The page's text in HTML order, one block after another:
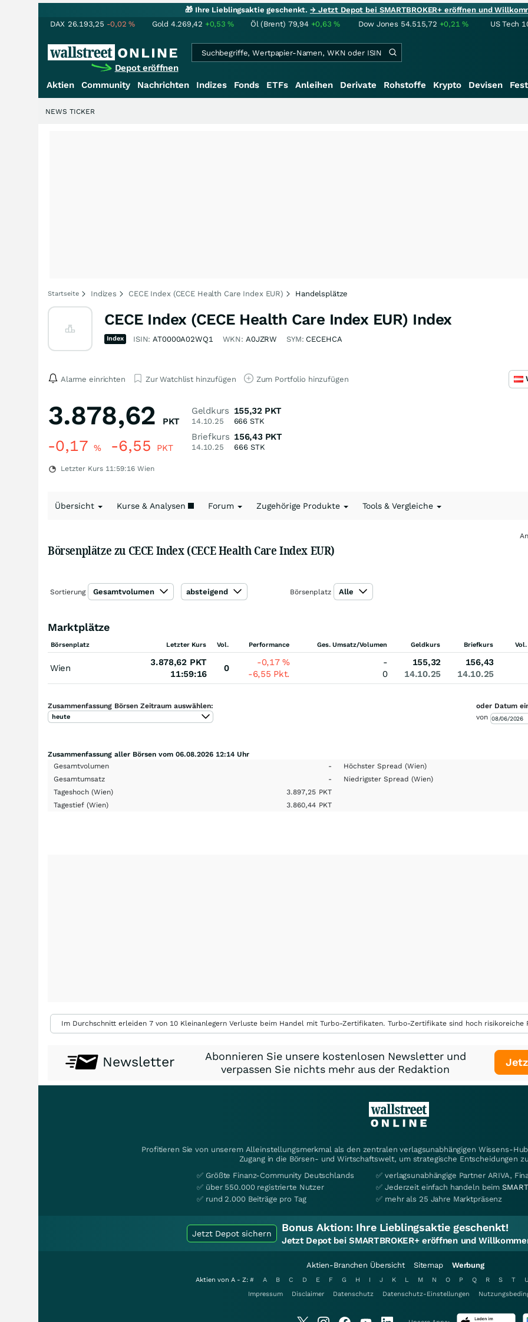
🎁 Ihre Lieblingsaktie geschenkt.→ Jetzt Depot bei SMARTBROKER+ eröffnen und
DAX 26.193,25 -0,02% Gold 4.269,42 +0,53% Öl (Brent) 79,94 +0,63% Dow Jones 54.515,72 +0,21% US Tech
Depot eröffnen
Aktien
Community Nachrichten Indizes Fonds ETFs Anleihen Derivate Rohstoffe Krypto Devisen
NEWS TICKER
Startseite Indizes CECE Index (CECE Health Care Index EUR) Handelsplätze
CECE Index (CECE Health Care Index EUR) Index
Index ISIN:AT0000A02WQ1 WKN: A0JZRW SYM: CECEHCA
Alarme einrichten Zur Watchlist hinzufügen Zum Portfolio hinzufügen
3.878,62 PKT
-0,17 % -6,55 PKT
Letzter Kurs 11:59:16 Wien
Geldkurs
14.10.25
155,32 PKT
666 STK
Briefkurs
14.10.25
156,43 PKT
666STK
Übersicht Kurse & Analysen Forum Zugehörige Produkte Tools & Vergleiche
Börsenplätze zu CECE Index (CECE Health Care Index EUR)
Sortierung Gesamtvolumen absteigend Börsenplatz Alle
Marktplätze
Börsenplatz Letzter Kurs Vol. Performance Ges. Umsatz/Volumen Geldkurs Briefkurs
Wien
3.878,62 PKT
11:59:16
0
-0,17%
-6,55 Pkt.
-
0
155,32
14.10.25
156,43
14.10.25
Zusammenfassung Börsen Zeitraum auswählen:
heute
oder Datum
von
Zusammenfassung aller Börsen vom 06.08.2026 12:14 Uhr
Gesamtvolumen
- Höchster Spread(Wien)
Gesamtumsatz
- Niedrigster Spread(Wien)
Tageshoch (Wien) 3.897,25 PKT
Tagestief (Wien) 3.860,44 PKT
Im Durchschnitt erleiden 7 von 10 Kleinanlegern Verluste beim Handel mit Turbo-Zertifikaten. Turbo-Zertifikate sind hoch
Newsletter
Abonnieren Sie unsere kostenlosen Newsletter und
verpassen Sie nichts mehr aus der Redaktion
Profitieren Sie von unserem Alleinstellungsmerkmal als den zentralen verlagsunabhängigen Wissens-
Zugang in die Börsen- und Wirtschaftswelt, um strategische Entscheidungen
✅ Größte Finanz-Community Deutschlands
✅ über 550.000 registrierte Nutzer
✅ rund 2.000 Beiträge pro Tag
✅ verlagsunabhängige Partner ARIVA,
✅ Jederzeit einfach handeln beim
✅ mehr als 25 Jahre Marktpräsenz
Jetzt Depot sichern Bonus Aktion: Ihre Lieblingsaktie geschenkt!
Jetzt Depot bei SMARTBROKER+ eröffnen und
Aktien-Branchen Übersicht Sitemap Werbung
Aktien von A - Z: # A B C D E F G H I J K L M N O P Q R S T
Impressum
Disclaimer Datenschutz Datenschutz-Einstellungen